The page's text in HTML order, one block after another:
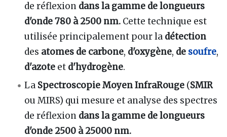
de réflexion dans la gamme de longueurs
d'onde780 à 2500 nm. Cette technique est
utilisée principalement pour la détection
des atomes de carbone, d'oxygène, de soufre,
d'azote et d'hydrogène.
La SpectroscopieMoyen InfraRouge (SMIR
ou MIRS) qui mesure et analyse des spectres
de réflexion dans la gamme de longueurs
d'onde 2500 à 25000 nm.